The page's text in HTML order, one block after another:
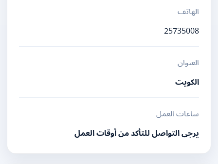
الهاتف
25735008
العنوان
الكويت
ساعات العمل
يرجى التواصل للتأكد من أوقات العمل